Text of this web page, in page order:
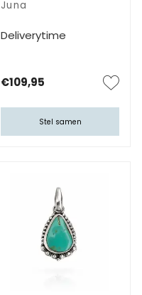
Juna
Deliverytime
€109,95
Stel samen